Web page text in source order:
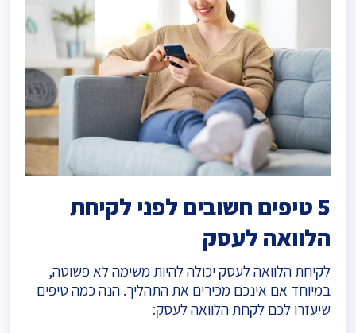
5 טיפים חשובים לפני לקיחת
הלוואה לעסק
לקיחת הלוואה לעסק יכולה להיות משימה לא פשוטה,
במיוחד אם אינכם מכירים את התהליך. הנה כמה טיפים
שיעזרו לכם לקחת הלוואה לעסק: